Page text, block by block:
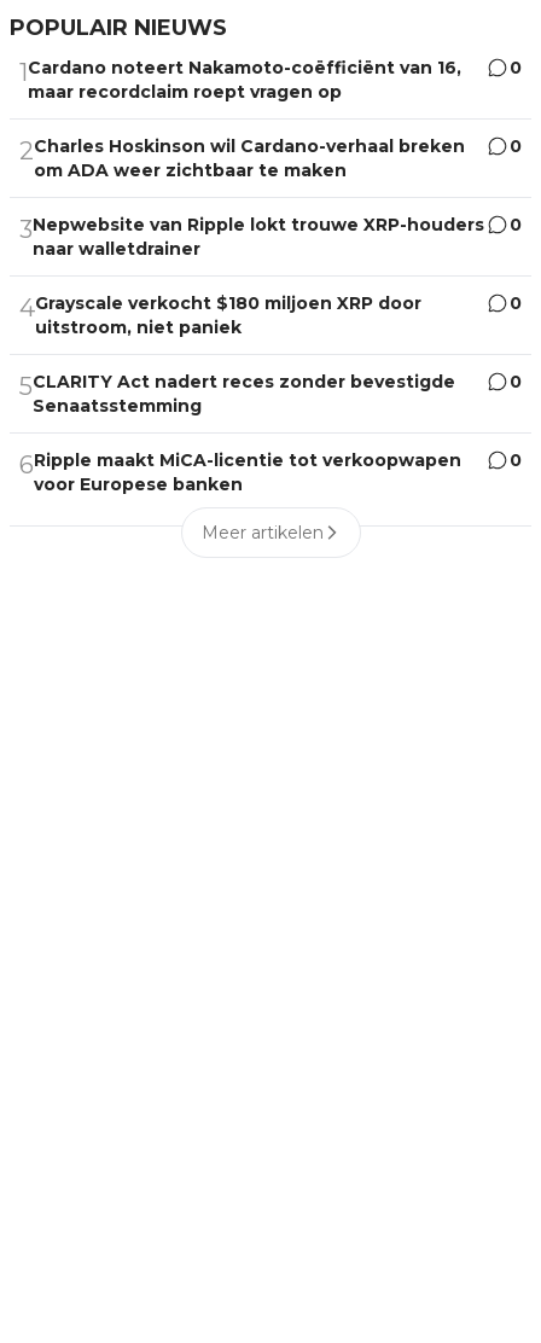
POPULAIR NIEUWS
1Cardano noteert Nakamoto-coëfficiënt van 16,
maar recordclaim roept vragen op
0
2Charles Hoskinson wil Cardano-verhaal breken
om ADA weer zichtbaar te maken
0
3Nepwebsite van Ripple lokt trouwe XRP-houders
naar walletdrainer
0
4Grayscale verkocht $180 miljoen XRP door
uitstroom, niet paniek
0
5CLARITY Act nadert reces zonder bevestigde
Senaatsstemming
0
6Ripple maakt MiCA-licentie tot verkoopwapen
voor Europese banken
0
Meer artikelen